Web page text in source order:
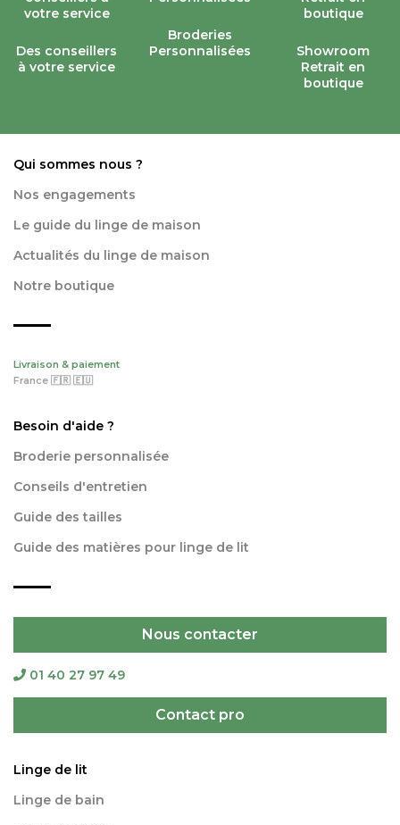
Des conseillers
à votre service
Broderies
Personnalisées
Showroom
Retrait en
boutique
Qui sommes nous ?
Nos engagements
Le guide du linge de maison
Actualités du linge de maison
Notre boutique
Livraison & paiement
France 🇫🇷 🇪🇺
Besoin d'aide ?
Broderie personnalisée
Conseils d'entretien
Guide des tailles
Guide des matières pour linge de lit
Nous contacter
01 40 27 97 49
Contact pro
Linge de lit
Linge de bain